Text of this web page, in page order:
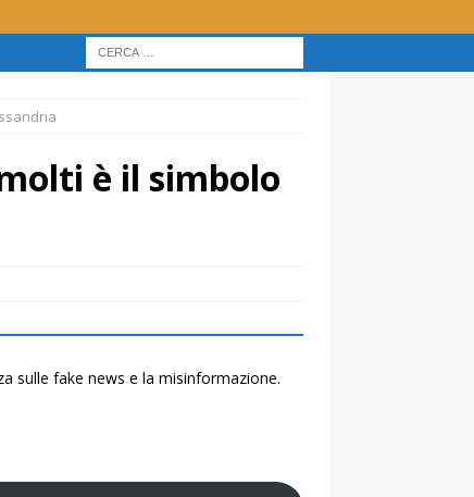
è il simbolo
sulle fake news e la misinformazione.